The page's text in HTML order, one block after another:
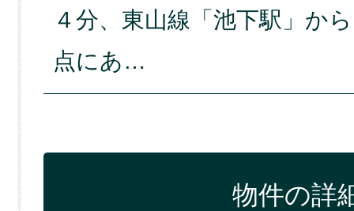
４分、東山線「池下駅」か
点にあ…
物件の詳